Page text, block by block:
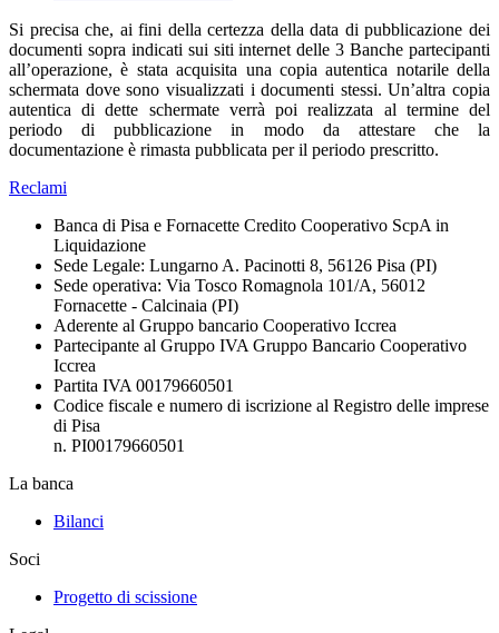
Si precisa che, ai fini della certezza della data di pubblicazione dei
documenti sopra indicati sui siti internet delle 3 Banche partecipanti
all’operazione, è stata acquisita una copia autentica notarile della
schermata dove sono visualizzati i documenti stessi. Un’altra copia
autentica di dette schermate verrà poi realizzata al termine del
periodo di pubblicazione in modo da attestare che la
documentazione è rimasta pubblicata per il periodo prescritto.
Reclami
Banca di Pisa e Fornacette Credito Cooperativo ScpA in
Liquidazione
Sede Legale: Lungarno A. Pacinotti 8, 56126 Pisa (PI)
Sede operativa: Via Tosco Romagnola 101/A, 56012
Fornacette - Calcinaia (PI)
Aderente al Gruppo bancario Cooperativo Iccrea
Partecipante al Gruppo IVA Gruppo Bancario Cooperativo
Iccrea
Partita IVA 00179660501
Codice fiscale e numero di iscrizione al Registro delle imprese
di Pisa
n. PI00179660501
La banca
Bilanci
Soci
Progetto di scissione